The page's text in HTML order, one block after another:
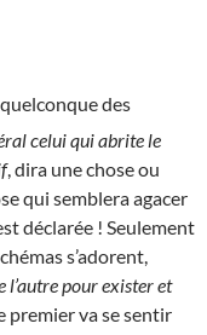
quelconque des
celui qui abrite le
, dira une chose ou
qui semblera agacer
déclarée ! Seulement
s’adorent,
l’autre pour exister et
premier va se sentir